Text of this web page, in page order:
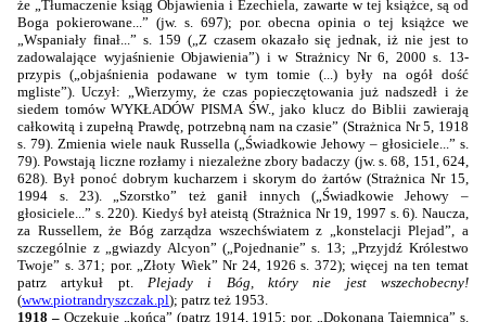
że „Tłumaczenie ksiąg Objawienia i Ezechiela, zawarte w tej książce, są od
Boga pokierowane...” (jw. s. 697); por. obecna opinia o tej książce we
„Wspaniały finał...” s. 159 („Z czasem okazało się jednak, iż nie jest to
zadowalające wyjaśnienie Objawienia”) i w Strażnicy Nr 6, 2000 s. 13-
przypis („objaśnienia podawane w tym tomie (...) były na ogół dość
mgliste”). Uczył: „Wierzymy, że czas popieczętowania już nadszedł i że
siedem tomów WYKŁADÓW PISMA ŚW., jako klucz do Biblii zawierają
całkowitą i zupełną Prawdę, potrzebną nam na czasie” (Strażnica Nr 5, 1918
s. 79). Zmienia wiele nauk Russella („Świadkowie Jehowy – głosiciele...” s.
79). Powstają liczne rozłamy i niezależne zbory badaczy (jw. s. 68, 151, 624,
628). Był ponoć dobrym kucharzem i skorym do żartów (Strażnica Nr 15,
1994 s. 23). „Szorstko” też ganił innych („Świadkowie Jehowy –
głosiciele...” s. 220). Kiedyś był ateistą (Strażnica Nr 19, 1997 s. 6). Naucza,
za Russellem, że Bóg zarządza wszechświatem z „konstelacji Plejad”, a
szczególnie z „gwiazdy Alcyon” („Pojednanie” s. 13; „Przyjdź Królestwo
Twoje” s. 371; por. „Złoty Wiek” Nr 24, 1926 s. 372); więcej na ten temat
patrz artykuł pt.Plejady i Bóg, który nie jest wszechobecny!
(www.piotrandryszczak.pl); patrz też 1953.
1918 – Oczekuje „końca” (patrz 1914, 1915; por. „Dokonana Tajemnica” s.